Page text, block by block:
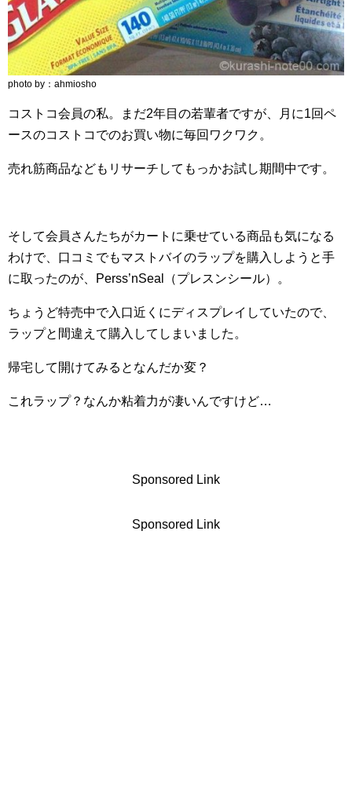
photo by：ahmiosho
コストコ会員の私。まだ2年目の若輩者ですが、月に1回ペ
ースのコストコでのお買い物に毎回ワクワク。
売れ筋商品などもリサーチしてもっかお試し期間中です。
そして会員さんたちがカートに乗せている商品も気になる
わけで、口コミでもマストバイのラップを購入しようと手
に取ったのが、Perss’nSeal（プレスンシール）。
ちょうど特売中で入口近くにディスプレイしていたので、
ラップと間違えて購入してしまいました。
帰宅して開けてみるとなんだか変？
これラップ？なんか粘着力が凄いんですけど…
Sponsored Link
Sponsored Link